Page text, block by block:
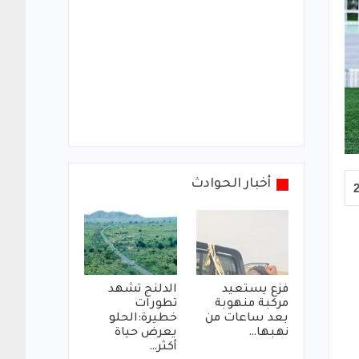
أخبار الحوادث
فزع يستعيد
مركبة منهوبة
بعد ساعات من
نهبها…
الدلنج تشهد
تطورات
خطيرة:الحلو
يعرض حياة
أكثر…